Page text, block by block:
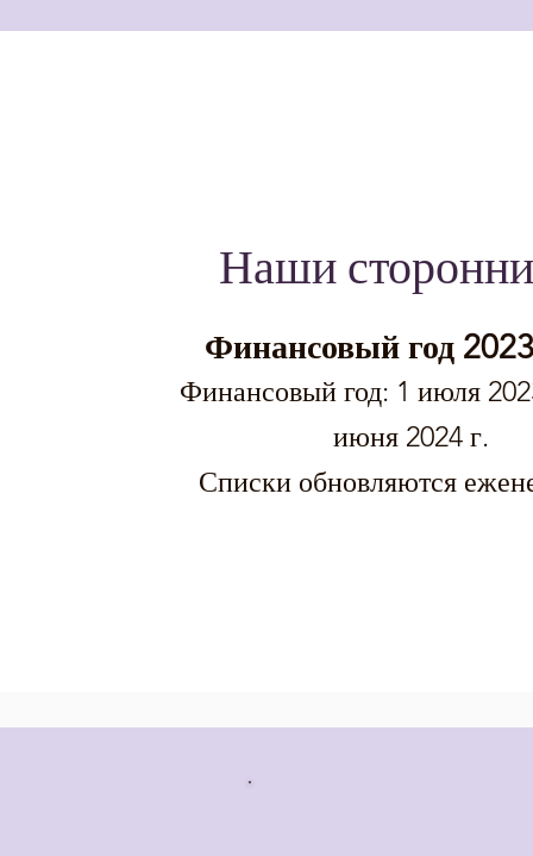
Наши
Финансовый год
Финансовый год: 1 июля
июня 2024 г.
Списки обновляются